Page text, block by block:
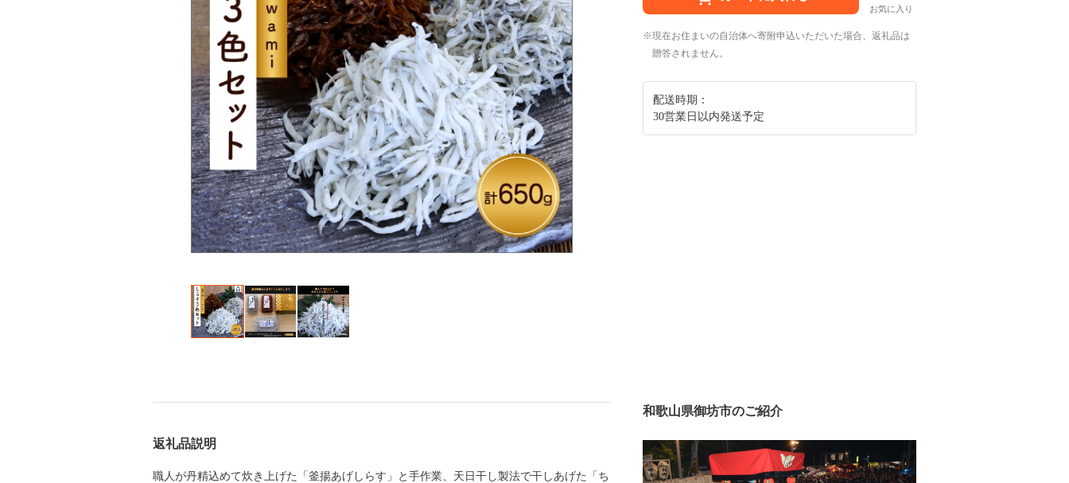
お気に入り
現在お住まいの自治体へ寄附申込いただいた場合、返礼品は
贈答されません。
配送時期：
30営業日以内発送予定
返礼品説明
職人が丹精込めて炊き上げた「釜揚あげしらす」と手作業、天日干し製法で干しあげた「ち
和歌山県御坊市のご紹介